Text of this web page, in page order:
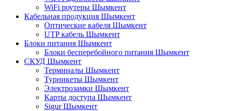
WiFi роутеры Шымкент
Кабельная продукция Шымкент
Оптические кабеля Шымкент
UTP кабель Шымкент
Блоки питания Шымкент
Блоки бесперебойного питания Шымкент
СКУД Шымкент
Терминалы Шымкент
Турникеты Шымкент
Электрозамки Шымкент
Карты доступа Шымкент
Sigur Шымкент